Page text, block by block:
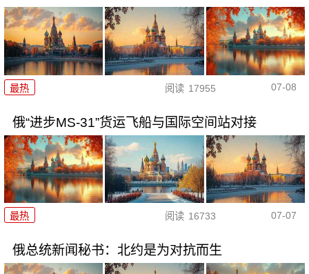
最热 阅读 17955 07-08
俄“进步MS-31”货运飞船与国际空间站对接
最热 阅读 16733 07-07
俄总统新闻秘书：北约是为对抗而生